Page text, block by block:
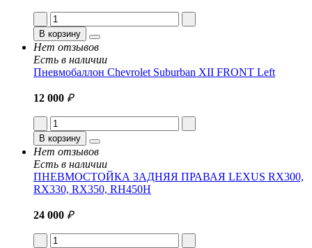
В корзину
Нет отзывов
Есть в наличии
Пневмобаллон Chevrolet Suburban XII FRONT Left
12 000 ₽
В корзину
Нет отзывов
Есть в наличии
ПНЕВМОСТОЙКА ЗАДНЯЯ ПРАВАЯ LEXUS RX300,
RX330, RX350, RH450H
24 000 ₽